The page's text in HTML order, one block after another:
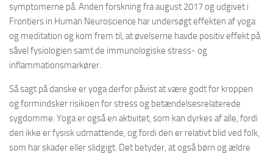
symptomerne på. Anden forskning fra august 2017 og udgivet i
Frontiers in Human Neuroscience har undersøgt effekten af yoga
og meditation og kom frem til, at øvelserne havde positiv effekt på
såvel fysiologien samt de immunologiske stress- og
inflammationsmarkører.
Så sagt på danske er yoga derfor påvist at være godt for kroppen
og formindsker risikoen for stress og betændelsesrelaterede
sygdomme. Yoga er også en aktivitet, som kan dyrkes af alle, fordi
den ikke er fysisk udmattende, og fordi den er relativt blid ved folk,
som har skader eller slidgigt. Det betyder, at også børn og ældre